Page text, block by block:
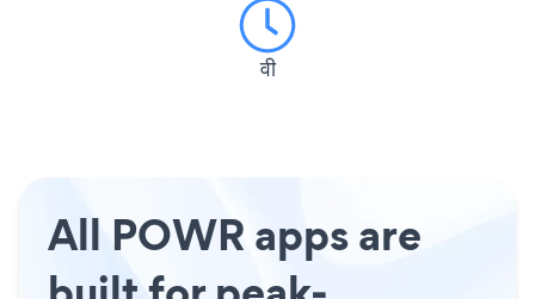
वी
All POWR apps are